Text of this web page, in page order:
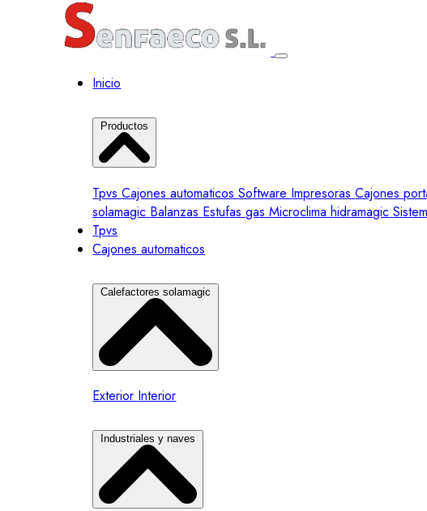
Inicio
Productos
TpvsCajones automaticosSoftware ImpresorasCajones
solamagic Balanzas Estufas gasMicroclima hidramagic
Tpvs
Cajones automaticos
Calefactores solamagic
Exterior Interior
Industriales y naves